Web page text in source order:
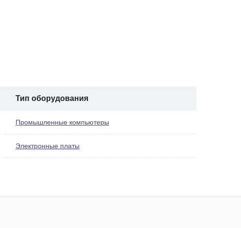
Тип оборудования
Промышленные компьютеры
Электронные платы